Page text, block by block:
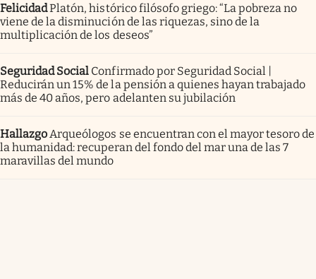
FelicidadPlatón, histórico filósofo griego: “La pobreza no
viene de la disminución de las riquezas, sino de la
multiplicación de los deseos”
Seguridad Social Confirmado por Seguridad Social |
Reducirán un 15% de la pensión a quienes hayan trabajado
más de 40 años, pero adelanten su jubilación
Hallazgo Arqueólogos se encuentran con el mayor tesoro de
la humanidad: recuperan del fondo del mar una de las 7
maravillas del mundo